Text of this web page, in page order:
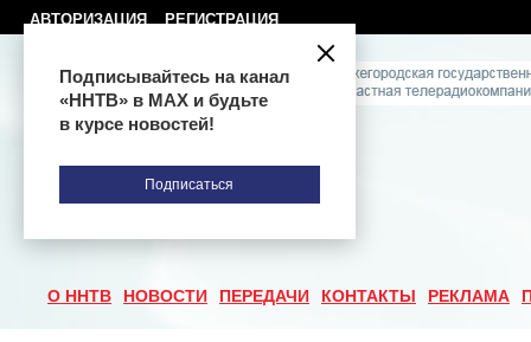
АВТОРИЗАЦИЯ РЕГИСТРАЦИЯ
О ННТВ НОВОСТИ ПЕРЕДАЧИ КОНТАКТЫ РЕКЛАМА
Подписывайтесь на канал
«ННТВ» в МАХ и будьте
в курсе новостей!
Подписаться